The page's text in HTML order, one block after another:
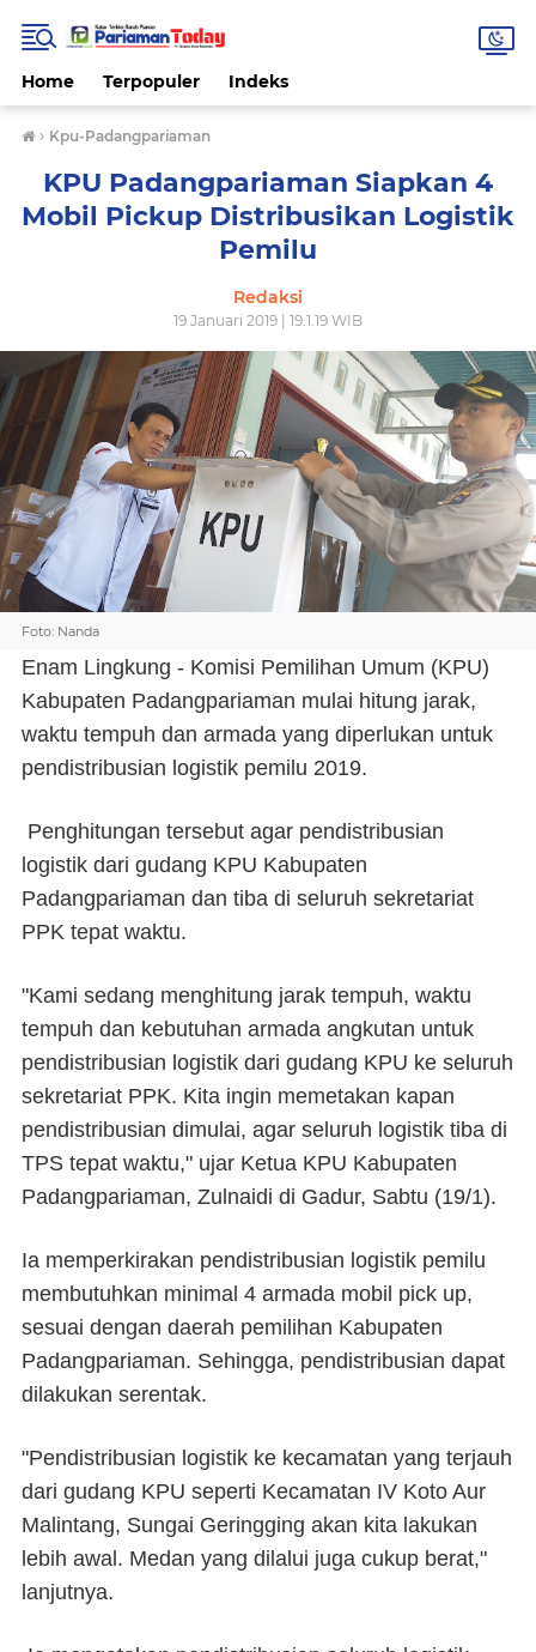
Home Terpopuler Indeks
› Kpu-Padangpariaman
KPU Padangpariaman Siapkan 4
Mobil Pickup Distribusikan Logistik
Pemilu
Redaksi
19 Januari 2019 | 19.1.19 WIB
Foto: Nanda
Enam Lingkung - Komisi Pemilihan Umum (KPU)
Kabupaten Padangpariaman mulai hitung jarak,
waktu tempuh dan armada yang diperlukan untuk
pendistribusian logistik pemilu 2019.
Penghitungan tersebut agar pendistribusian
logistik dari gudang KPU Kabupaten
Padangpariaman dan tiba di seluruh sekretariat
PPK tepat waktu.
"Kami sedang menghitung jarak tempuh, waktu
tempuh dan kebutuhan armada angkutan untuk
pendistribusian logistik dari gudang KPU ke seluruh
sekretariat PPK. Kita ingin memetakan kapan
pendistribusian dimulai, agar seluruh logistik tiba di
TPS tepat waktu," ujar Ketua KPU Kabupaten
Padangpariaman, Zulnaidi di Gadur, Sabtu (19/1).
Ia memperkirakan pendistribusian logistik pemilu
membutuhkan minimal 4 armada mobil pick up,
sesuai dengan daerah pemilihan Kabupaten
Padangpariaman. Sehingga, pendistribusian dapat
dilakukan serentak.
"Pendistribusian logistik ke kecamatan yang terjauh
dari gudang KPU seperti Kecamatan IV Koto Aur
Malintang, Sungai Geringging akan kita lakukan
lebih awal. Medan yang dilalui juga cukup berat,"
lanjutnya.